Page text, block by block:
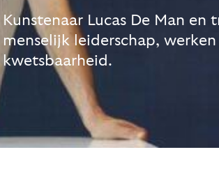
Kunstenaar Lucas De Man
menselijk leiderschap,
kwetsbaarheid.